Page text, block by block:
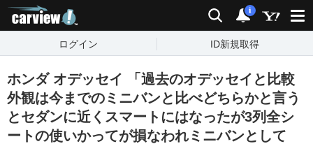
検索 通知
i
ログイン ID新規取得
ホンダ オデッセイ 「過去のオデッセイと比較
外観は今までのミニバンと比べどちらかと言う
とセダンに近くスマートにはなったが3列全シ
ートの使いかってが損なわれミニバンとして